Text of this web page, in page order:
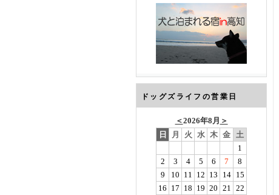
ドッグズライフの営業日
＜2026年8月 ＞
日
月 火 水 木 金 土
1
2
3 4 5 6 7
8
9
10 11 12 13 14
15
16 17 18 19 20 21 22